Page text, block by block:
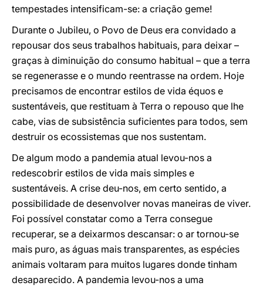
tempestades intensificam-se: a criação geme!
Durante o Jubileu, o Povo de Deus era convidado a
repousar dos seus trabalhos habituais, para deixar –
graças à diminuição do consumo habitual – que a terra
se regenerasse e o mundo reentrasse na ordem. Hoje
precisamos de encontrar estilos de vida équos e
sustentáveis, que restituam à Terra o repouso que lhe
cabe, vias de subsistência suficientes para todos, sem
destruir os ecossistemas que nos sustentam.
De algum modo a pandemia atual levou-nos a
redescobrir estilos de vida mais simples e
sustentáveis. A crise deu-nos, em certo sentido, a
possibilidade de desenvolver novas maneiras de viver.
Foi possível constatar como a Terra consegue
recuperar, se a deixarmos descansar: o ar tornou-se
mais puro, as águas mais transparentes, as espécies
animais voltaram para muitos lugares donde tinham
desaparecido. A pandemia levou-nos a uma